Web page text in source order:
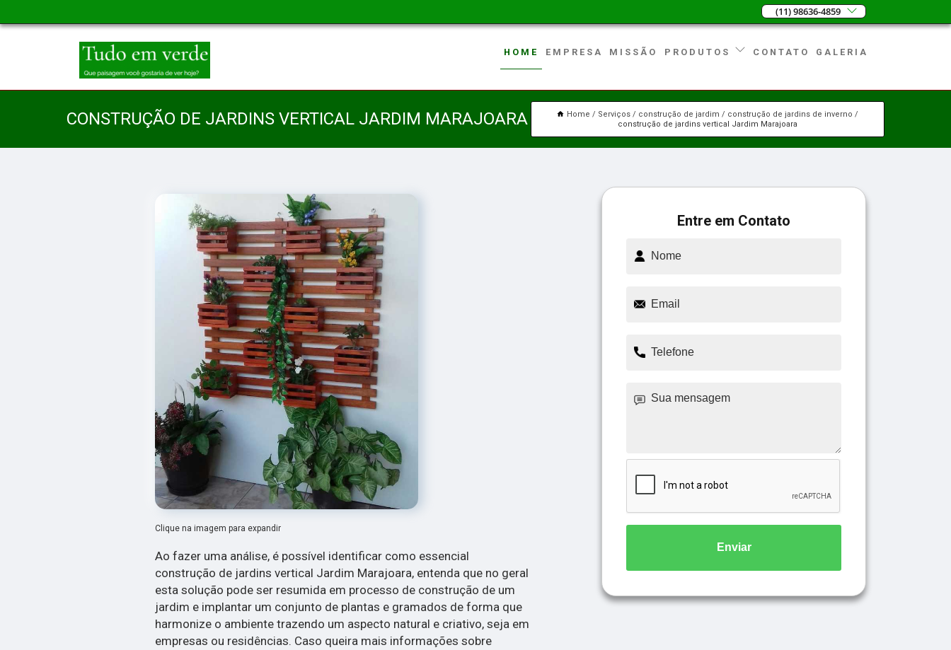
(11) 98636-4859
HOME EMPRESA MISSÃO PRODUTOS CONTATO GALERIA
CONSTRUÇÃO DE JARDINS VERTICAL JARDIM MARAJOARA Home Serviços construção de jardim
construção de jardins de inverno
construção de jardins vertical Jardim Marajoara
Clique na imagem para expandir
Ao fazer uma análise, é possível identificar como essencial
construção de jardins vertical Jardim Marajoara, entenda que no geral
esta solução pode ser resumida em processo de construção de um
jardim e implantar um conjunto de plantas e gramados de forma que
harmonize o ambiente trazendo um aspecto natural e criativo, seja em
empresas ou residências. Caso queira mais informações sobre
Entre em Contato
Enviar